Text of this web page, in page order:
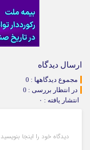
ارسال دیدگاه
مجموع دیدگاهها : 0
در انتظار بررسی : 0
انتشار یافته : ۰
دیدگاه خود را اینجا بنویسید